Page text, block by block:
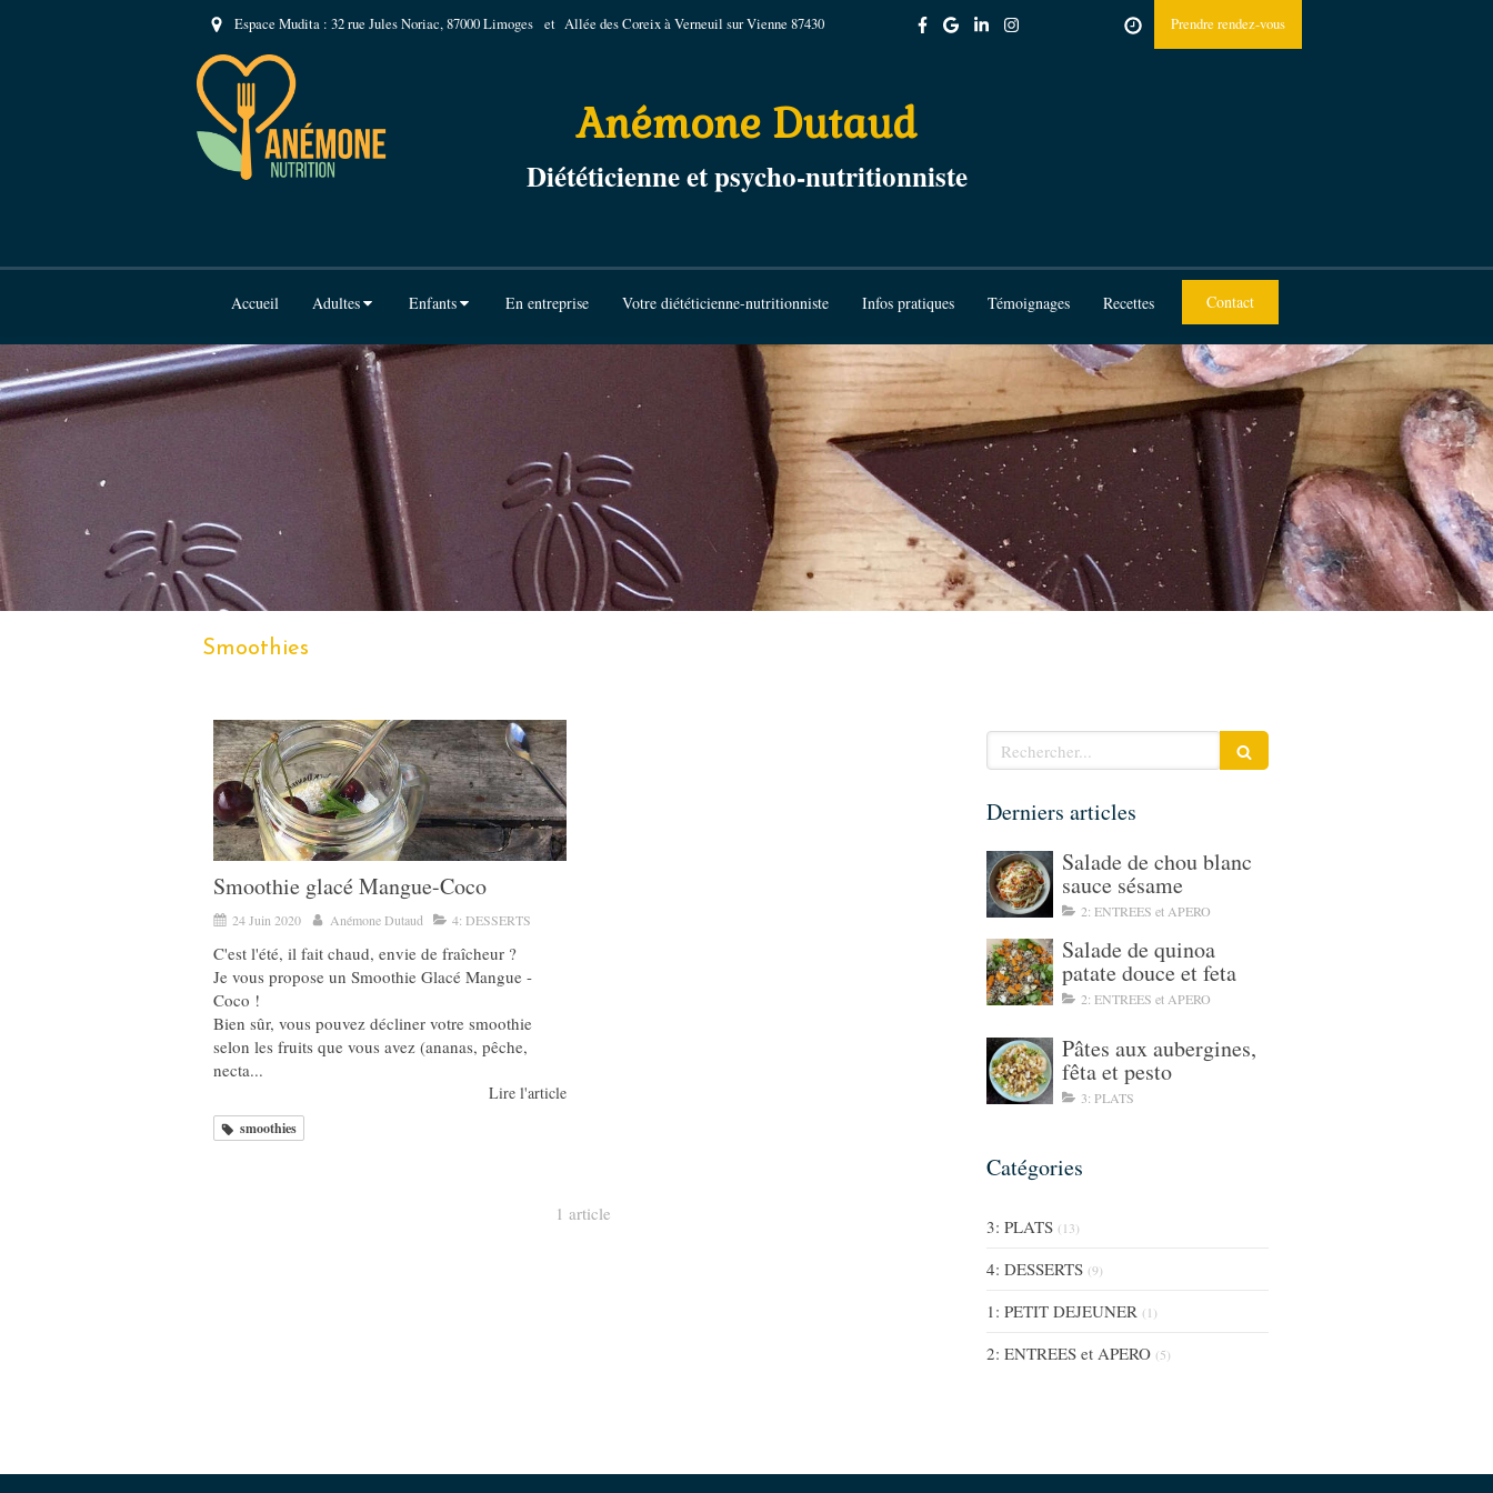
Espace Mudita : 32 rue Jules Noriac, 87000 Limoges et Allée des Coreix à Verneuil sur Vienne 87430 Prendre rendez-vous
Anémone Dutaud
Diététicienne et psycho-nutritionniste
Accueil Adultes Enfants En entreprise Votre diététicienne-nutritionniste Infos pratiques Témoignages Recettes Contact
Smoothies
Smoothie glacé Mangue-Coco
24 Juin 2020 Anémone Dutaud 4: DESSERTS
C'est l'été, il fait chaud, envie de fraîcheur ?
Je vous propose un Smoothie Glacé Mangue -
Coco !
Bien sûr, vous pouvez décliner votre smoothie
selon les fruits que vous avez (ananas, pêche,
necta...
Lire l'article
smoothies
1 article
Rechercher
Derniers articles
Salade de chou blanc
sauce sésame
2: ENTREES et APERO
Salade de quinoa
patate douce et feta
2: ENTREES et APERO
Pâtes aux aubergines,
fêta et pesto
3: PLATS
Catégories
3: PLATS (13)
4: DESSERTS (9)
1: PETIT DEJEUNER (1)
2: ENTREES et APERO (5)